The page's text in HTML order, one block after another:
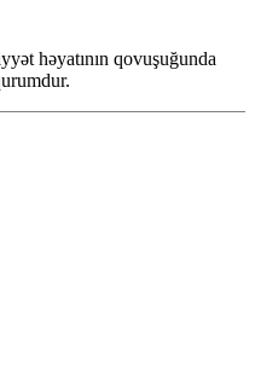
həyatının qovuşuğunda